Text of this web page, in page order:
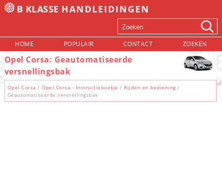
B KLASSE HANDLEIDINGEN
HOME POPULAIR CONTACT ZOEKEN
Opel Corsa: Geautomatiseerde
versnellingsbak
Opel Corsa /Opel Corsa - Instructieboekje / Rijden en bediening /
Geautomatiseerde versnellingsbak